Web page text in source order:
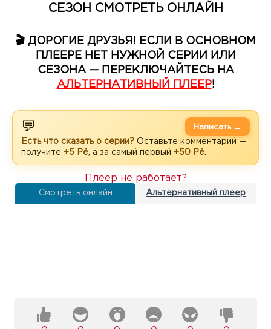
СЕЗОН СМОТРЕТЬ ОНЛАЙН
🎬 ДОРОГИЕ ДРУЗЬЯ! ЕСЛИ В ОСНОВНОМ
ПЛЕЕРЕ НЕТ НУЖНОЙ СЕРИИ ИЛИ
СЕЗОНА — ПЕРЕКЛЮЧАЙТЕСЬ НА
АЛЬТЕРНАТИВНЫЙ ПЛЕЕР!
💬
Есть что сказать о серии? Оставьте комментарий —
получите +5 Рё , а за самый первый +50 Рё
Написать →
Смотреть онлайн Альтернативный плеер
Плеер не работает?